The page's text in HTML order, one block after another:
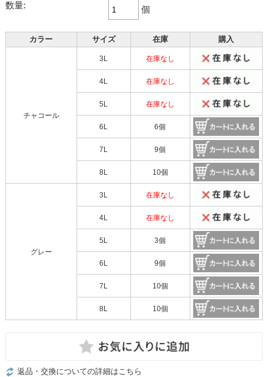
数量: 個
カラー サイズ 在庫 購入
チャコール
3L 在庫なし
4L 在庫なし
5L 在庫なし
6L 6個
7L 9個
8L 10個
グレー
3L 在庫なし
4L 在庫なし
5L 3個
6L 9個
7L 10個
8L 10個
返品・交換についての詳細はこちら